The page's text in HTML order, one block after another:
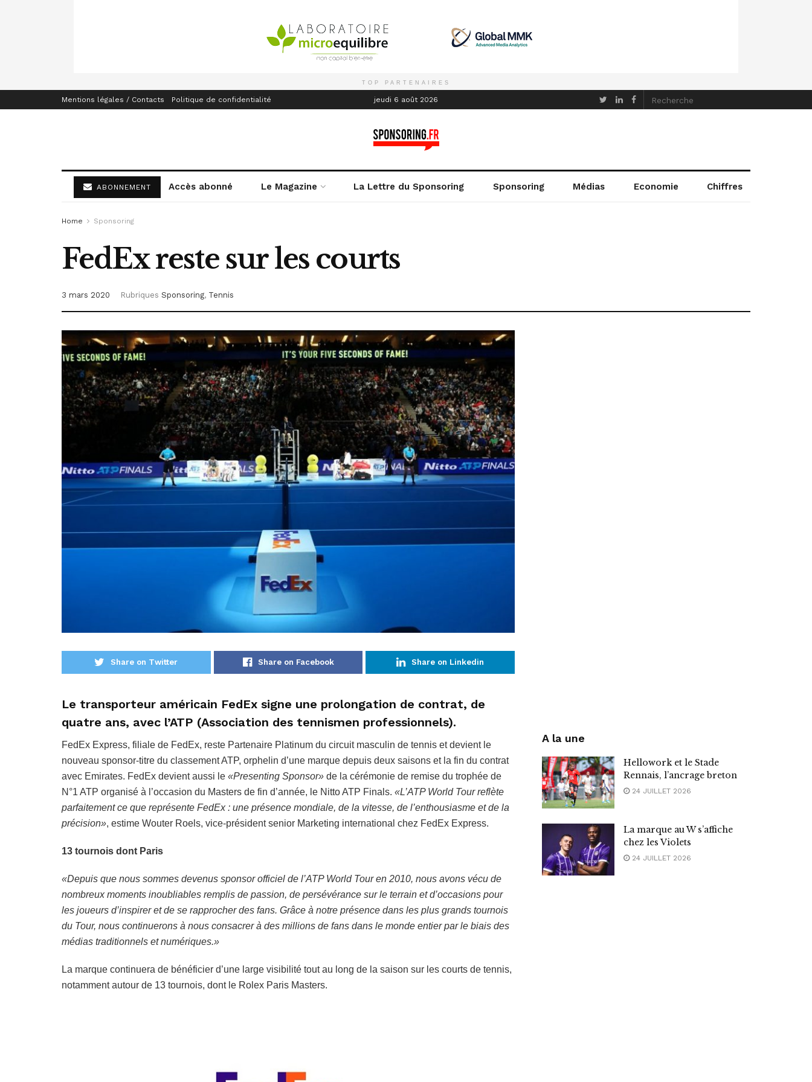
TOP PARTENAIRES
Mentions légales / Contacts Politique de confidentialité jeudi 6 août 2026
ABONNEMENT Accès abonné Le Magazine La Lettre du Sponsoring Sponsoring Médias Economie Chiffres
Home Sponsoring
FedEx reste sur les courts
3 mars 2020 Rubriques Sponsoring, Tennis
Share on Twitter Share on Facebook Share on Linkedin
Le transporteur américain FedEx signe une prolongation de contrat, de
quatre ans, avec l’ATP (Association des tennismen professionnels).
FedEx Express, filiale de FedEx, reste Partenaire Platinum du circuit masculin de tennis et devient le
nouveau sponsor-titre du classement ATP, orphelin d’une marque depuis deux saisons et la fin du contrat
avec Emirates. FedEx devient aussi le «Presenting Sponsor» de la cérémonie de remise du trophée de
N°1 ATP organisé à l’occasion du Masters de fin d’année, le Nitto ATP Finals. «L’ATP World Tour reflète
parfaitement ce que représente FedEx : une présence mondiale, de la vitesse, de l’enthousiasme et de la
précision», estime Wouter Roels, vice-président senior Marketing international chez FedEx Express.
13 tournois dont Paris
«Depuis que nous sommes devenus sponsor officiel de l’ATP World Tour en 2010, nous avons vécu de
nombreux moments inoubliables remplis de passion, de persévérance sur le terrain et d’occasions pour
les joueurs d’inspirer et de se rapprocher des fans. Grâce à notre présence dans les plus grands tournois
du Tour, nous continuerons à nous consacrer à des millions de fans dans le monde entier par le biais des
médias traditionnels et numériques.»
La marque continuera de bénéficier d’une large visibilité tout au long de la saison sur les courts de tennis,
notamment autour de 13 tournois, dont le Rolex Paris Masters.
A la une
Hellowork et le Stade
Rennais, l’ancrage breton
24 JUILLET 2026
La marque au W s’affiche
chez les Violets
24 JUILLET 2026